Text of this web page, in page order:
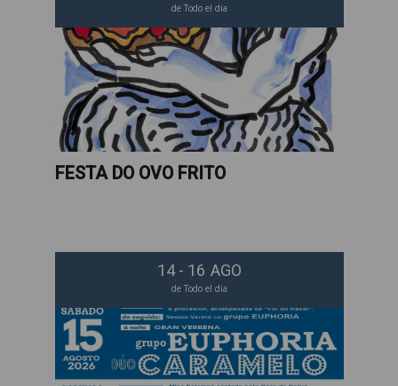
de Todo el dia
FESTA DO OVO FRITO
14 - 16 AGO
de Todo el dia